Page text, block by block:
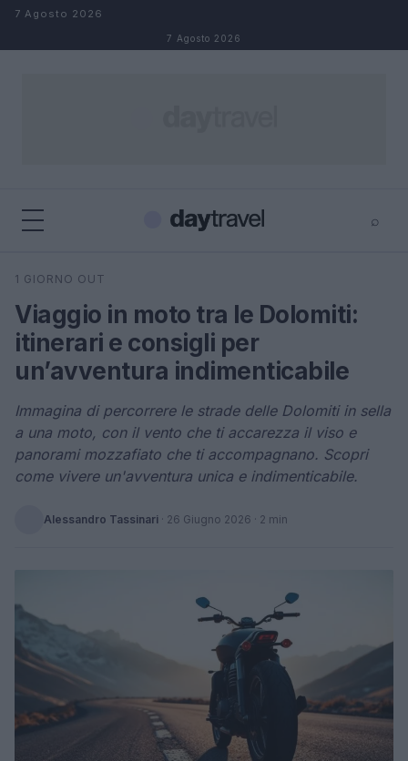
Salta al contenuto
7 Agosto 2026
7 Agosto 2026
⌕
Cerca
1 GIORNO OUT
Viaggio in moto tra le Dolomiti:
itinerari e consigli per
un’avventura indimenticabile
Immagina di percorrere le strade delle Dolomiti in sella
a una moto, con il vento che ti accarezza il viso e
panorami mozzafiato che ti accompagnano. Scopri
come vivere un'avventura unica e indimenticabile.
Alessandro Tassinari · 26 Giugno 2026 · 2 min